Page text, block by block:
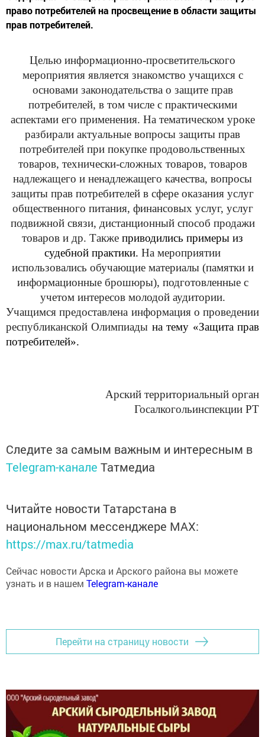
право потребителей на просвещение в области защиты
прав потребителей.
Целью информационно-просветительского
мероприятия является знакомство учащихся с
основами законодательства о защите прав
потребителей, в том числе с практическими
аспектами его применения. На тематическом уроке
разбирали актуальные вопросы защиты прав
потребителей при покупке продовольственных
товаров, технически-сложных товаров, товаров
надлежащего и ненадлежащего качества, вопросы
защиты прав потребителей в сфере оказания услуг
общественного питания, финансовых услуг, услуг
подвижной связи, дистанционный способ продажи
товаров и др. Также приводились примеры из
судебной практики. На мероприятии
использовались обучающие материалы (памятки и
информационные брошюры), подготовленные с
учетом интересов молодой аудитории.
Учащимся предоставлена информация о проведении
республиканской Олимпиады на тему «Защита прав
потребителей».
Арский территориальный орган
Госалкогольинспекции РТ
Следите за самым важным и интересным в
Telegram-канале Татмедиа
Читайте новости Татарстана в
национальном мессенджере MАХ:
https://max.ru/tatmedia
Сейчас новости Арска и Арского района вы можете
узнать и в нашемTelegram-канале
Перейти на страницу новости